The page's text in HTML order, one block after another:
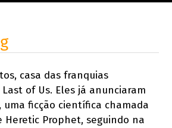
casa das franquias
of Us. Eles já anunciaram
uma ficção científica chamada
Heretic Prophet, seguindo na